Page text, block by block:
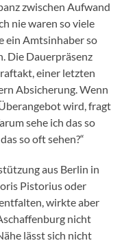
zwischen Aufwand
nie waren so viele
ein Amtsinhaber so
Die Dauerpräsenz
einer letzten
Absicherung. Wenn
wird, fragt
sehe ich das so
so oft sehen?“
aus Berlin in
Pistorius oder
wirkte aber
nicht
lässt sich nicht